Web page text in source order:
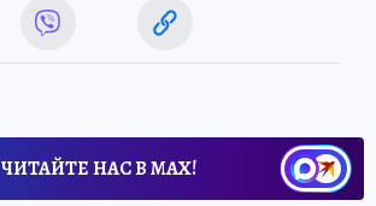
ЧИТАЙТЕ НАС В МАХ!